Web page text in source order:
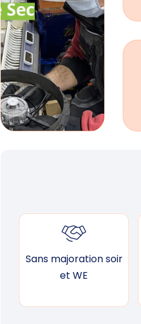
Sans majoration soir
et WE